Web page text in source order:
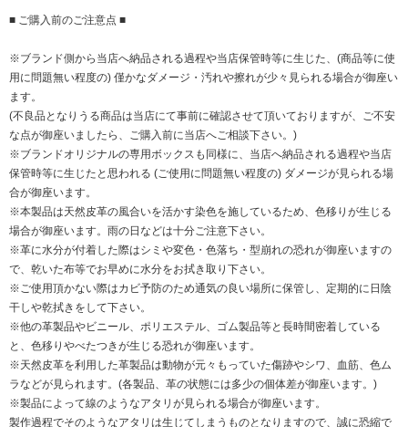
■ ご購入前のご注意点 ■
※ブランド側から当店へ納品される過程や当店保管時等に生じた、(商品等に使
用に問題無い程度の) 僅かなダメージ・汚れや擦れが少々見られる場合が御座い
ます。
(不良品となりうる商品は当店にて事前に確認させて頂いておりますが、ご不安
な点が御座いましたら、ご購入前に当店へご相談下さい。)
※ブランドオリジナルの専用ボックスも同様に、当店へ納品される過程や当店
保管時等に生じたと思われる (ご使用に問題無い程度の) ダメージが見られる場
合が御座います。
※本製品は天然皮革の風合いを活かす染色を施しているため、色移りが生じる
場合が御座います。雨の日などは十分ご注意下さい。
※革に水分が付着した際はシミや変色・色落ち・型崩れの恐れが御座いますの
で、乾いた布等でお早めに水分をお拭き取り下さい。
※ご使用頂かない際はカビ予防のため通気の良い場所に保管し、定期的に日陰
干しや乾拭きをして下さい。
※他の革製品やビニール、ポリエステル、ゴム製品等と長時間密着している
と、色移りやべたつきが生じる恐れが御座います。
※天然皮革を利用した革製品は動物が元々もっていた傷跡やシワ、血筋、色ム
ラなどが見られます。(各製品、革の状態には多少の個体差が御座います。)
※製品によって線のようなアタリが見られる場合が御座います。
製作過程でそのようなアタリは生じてしまうものとなりますので、誠に恐縮で